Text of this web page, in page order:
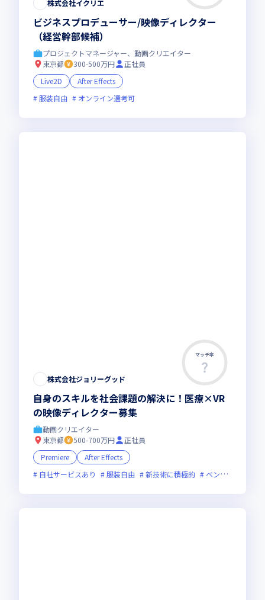
株式会社イクリエ
ビジネスプロデューサー/映像ディレクター
（経営幹部候補）
プロジェクトマネージャー、動画クリエイター
東京都
300-500万円
正社員
Live2D
After Effects
服装自由
オンライン選考可
マッチ率
株式会社ジョリーグッド
自身のスキルを社会課題の解決に！医療×VR
の映像ディレクター募集
動画クリエイター
東京都
500-700万円
正社員
Premiere
After Effects
自社サービスあり
服装自由 新技術に積極的 ベンチャー企業